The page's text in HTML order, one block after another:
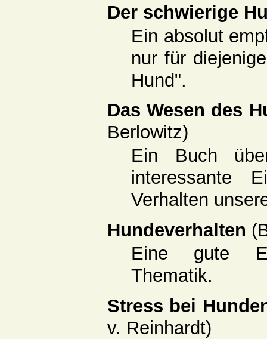
Der schwierige
Ein absolut
nur für
Hund".
Das Wesen des
Berlowitz)
Ein Buch
interessante
Verhalten
Hundeverhalten
Eine gute
Thematik.
Stress bei
v. Reinhardt)